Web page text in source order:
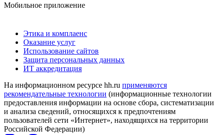
Мобильное приложение
Этика и комплаенс
Оказание услуг
Использование сайтов
Защита персональных данных
ИТ аккредитация
На информационном ресурсе hh.ru применяются
рекомендательные технологии (информационные технологии
предоставления информации на основе сбора, систематизации
и анализа сведений, относящихся к предпочтениям
пользователей сети «Интернет», находящихся на территории
Российской Федерации)